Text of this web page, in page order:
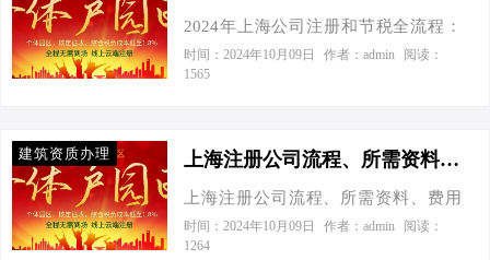
2024年上海公司注册和节税全流程：
从接到老板电话说起 今天接到一个老
板电话，他激动地说：“我终于搞懂了
奇，这位老板究竟掌握了什么秘诀？
册：轻松搞定，一步到位 首先，我们
得从工商注册说起。在上海这座国际
时间：2024年10月09日 作者：admin
阅读：
1565
建筑资质办理 上海注册公司流程、所需资料、费用全解-上海注册公司流程、所需资料、费用全解
上海注册公司流程、所需资料、费用
全解 今天接到一个老板电话，他兴奋
地说要在上海创业开公司。我一听，
时间：2024年10月09日 作者：admin
阅读：
1264